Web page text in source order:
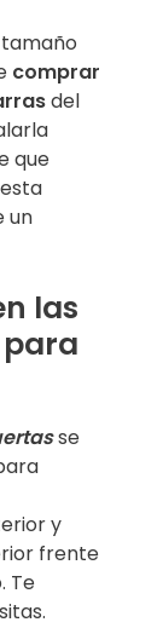
comprar
del
que
un
las
se
y
frente
Te